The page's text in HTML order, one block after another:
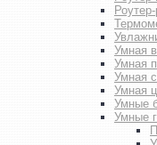
Умная
Умная
Умная
Умная
Умные
Умные